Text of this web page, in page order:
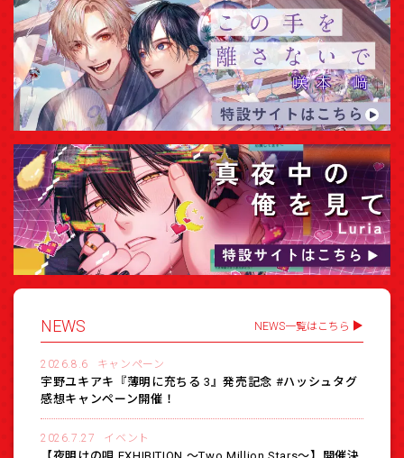
NEWS NEWS一覧はこちら
2026.8.6 キャンペーン
宇野ユキアキ『薄明に充ちる 3』発売記念 #ハッシュタグ
感想キャンペーン開催！
2026.7.27 イベント